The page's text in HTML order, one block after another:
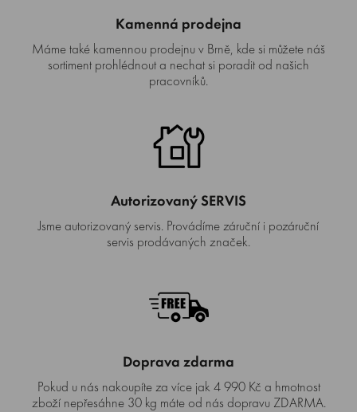
Kamenná prodejna
Máme také kamennou prodejnu v Brně, kde si můžete náš
sortiment prohlédnout a nechat si poradit od našich
pracovníků.
Autorizovaný SERVIS
Jsme autorizovaný servis. Provádíme záruční i pozáruční
servis prodávaných značek.
Doprava zdarma
Pokud u nás nakoupíte za více jak 4 990 Kč a hmotnost
zboží nepřesáhne 30 kg máte od nás dopravu ZDARMA.